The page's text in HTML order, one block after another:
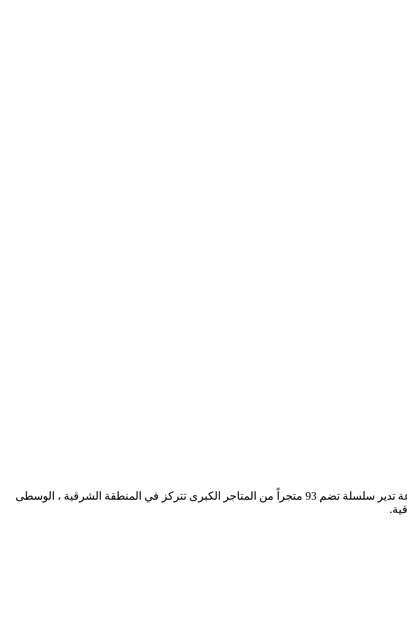
هي واحدة من الشركات الرائدة في مجال التجارة والبيع بالتجزئة والاستيراد في المملكة العربية السعودية أسواق المزرعة تدير سلسلة تضم 93 متجراً من المتاجر الكبرى تتركز في المنطقة الشرقية ، الوسطى